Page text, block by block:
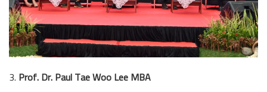
3. Prof. Dr. Paul Tae Woo Lee MBA